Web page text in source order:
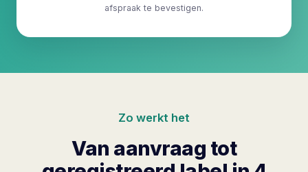
afspraak te bevestigen.
Zo werkt het
Van aanvraag tot